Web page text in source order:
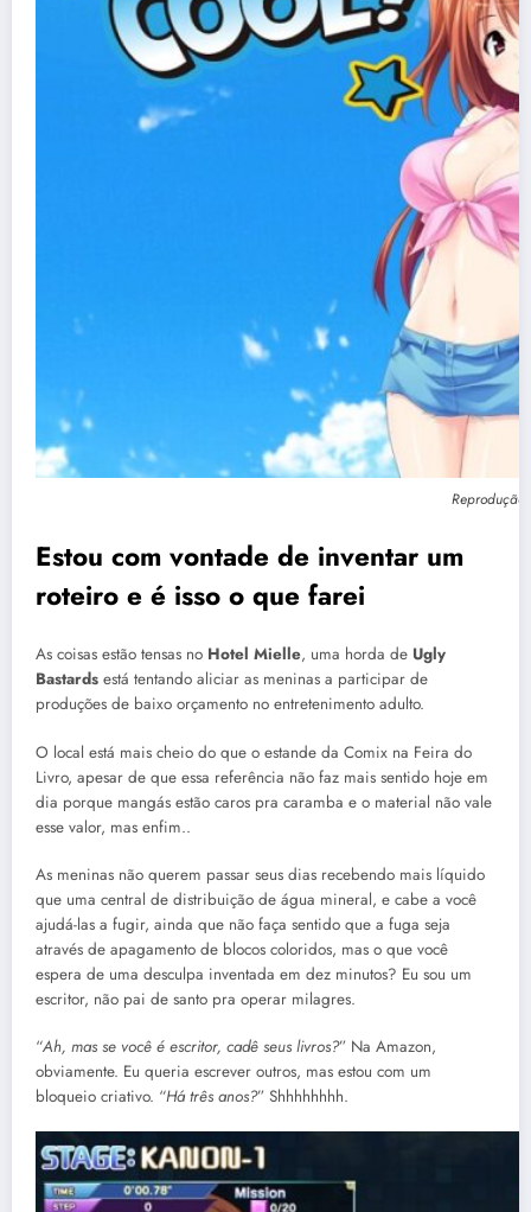
Estou com vontade de inventar um
roteiro e é isso o que farei
As coisas estão tensas no Hotel Mielle, uma horda de Ugly
Bastards está tentando aliciar as meninas a participar de
produções de baixo orçamento no entretenimento adulto.
O local está mais cheio do que o estande da Comix na Feira do
Livro, apesar de que essa referência não faz mais sentido hoje em
dia porque mangás estão caros pra caramba e o material não vale
esse valor, mas enfim..
As meninas não querem passar seus dias recebendo mais líquido
que uma central de distribuição de água mineral, e cabe a você
ajudá-las a fugir, ainda que não faça sentido que a fuga seja
através de apagamento de blocos coloridos, mas o que você
espera de uma desculpa inventada em dez minutos? Eu sou um
escritor, não pai de santo pra operar milagres.
“Ah, mas se você é escritor, cadê seus livros?” Na Amazon,
obviamente. Eu queria escrever outros, mas estou com um
bloqueio criativo. “Há três anos?” Shhhhhhhh.